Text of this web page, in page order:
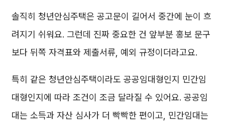
솔직히 청년안심주택은 공고문이 길어서 중간에 눈이 흐
려지기 쉬워요. 그런데 진짜 중요한 건 앞부분 홍보 문구
보다 뒤쪽 자격표와 제출서류, 예외 규정이더라고요.
특히 같은 청년안심주택이라도 공공임대형인지 민간임
대형인지에 따라 조건이 조금 달라질 수 있어요. 공공임
대는 소득과 자산 심사가 더 빡빡한 편이고, 민간임대는